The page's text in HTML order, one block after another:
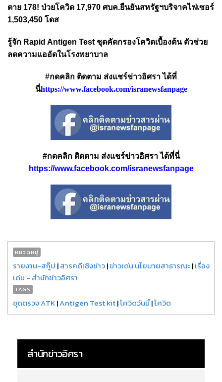
ตาย 178! ป่วยโควิด 17,970 ศบค.ยืนยันสหรัฐฯบริจาคไฟเซอร์
1,503,450 โดส
รู้จัก Rapid Antigen Test ชุดคัดกรองโควิดเบื้องต้น ตัวช่วย
ลดความแออัดในโรงพยาบาล
#กดคลิก ติดตาม ส่งแชร์ข่าวอิศรา ได้ที่
นี่https://www.facebook.com/isranewsfanpage
#กดคลิก ติดตาม ส่งแชร์ข่าวอิศรา ได้ที่นี่
https://www.facebook.com/isranewsfanpage
หมวดหมู่
รายงาน-สกู๊ป |สารคดีเชิงข่าว|ข่าวเด่น นโยบายสาธารณะ|เรื่อง
เด่น - สำนักข่าวอิศรา
TAGS
ชุดตรวจ ATK|Antigen Test kit|โควิดวันนี้|โควิด
สำนักข่าวอิศรา